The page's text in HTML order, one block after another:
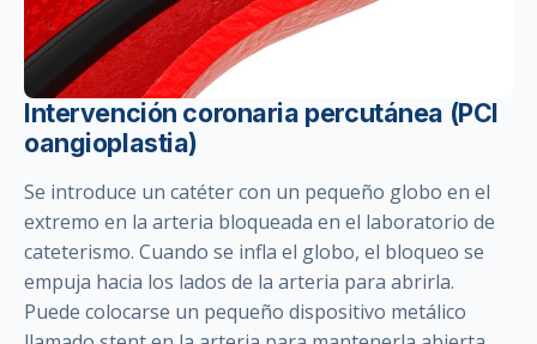
Intervención coronaria percutánea (PCI
oangioplastia)
Se introduce un catéter con un pequeño globo en el
extremo en la arteria bloqueada en el laboratorio de
cateterismo. Cuando se infla el globo, el bloqueo se
empuja hacia los lados de la arteria para abrirla.
Puede colocarse un pequeño dispositivo metálico